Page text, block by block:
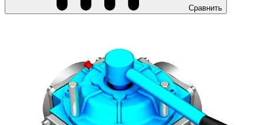
Сравнить